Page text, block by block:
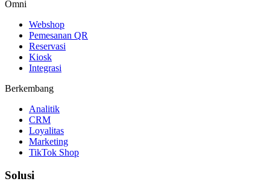
Omni
Webshop
Pemesanan QR
Reservasi
Kiosk
Integrasi
Berkembang
Analitik
CRM
Loyalitas
Marketing
TikTok Shop
Solusi